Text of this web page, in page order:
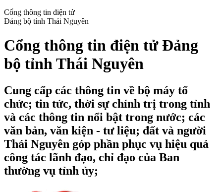
Cổng thông tin điện tử
Đảng bộ tỉnh Thái Nguyên
Cổng thông tin điện tử Đảng
bộ tỉnh Thái Nguyên
Cung cấp các thông tin về bộ máy tổ
chức; tin tức, thời sự chính trị trong tỉnh
và các thông tin nổi bật trong nước; các
văn bản, văn kiện - tư liệu; đất và người
Thái Nguyên góp phần phục vụ hiệu quả
công tác lãnh đạo, chỉ đạo của Ban
thường vụ tỉnh ủy;